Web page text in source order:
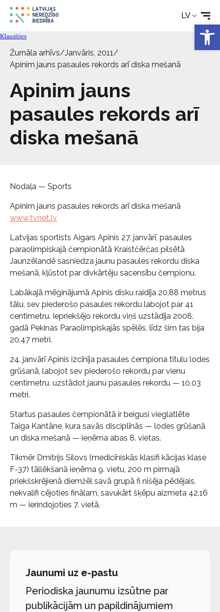
LV
Rehabilitācija
Tehniskie palīglīdzekļi
Pakalpojumi
Par biedrību
Klausīties
Žurnāla arhīvs/Janvāris, 2011/
Apinim jauns pasaules rekords arī diska mešanā
Apinim jauns
pasaules rekords arī
diska mešanā
Nodaļa — Sports
Apinim jauns pasaules rekords arī diska mešanā
www.tvnet.lv
Latvijas sportists Aigars Apinis 27. janvārī, pasaules
paraolimpiskajā čempionātā Kraistčērčas pilsētā
Jaunzēlandē sasniedza jaunu pasaules rekordu diska
mešanā, kļūstot par divkārtēju sacensību čempionu.
Labākajā mēģinājumā Apinis disku raidīja 20,88 metrus
tālu, sev piederošo pasaules rekordu labojot par 41
centimetru. Iepriekšējo rekordu viņš uzstādīja 2008.
gadā Pekinas Paraolimpiskajās spēlēs, līdz šim tas bija
20,47 metri.
24. janvārī Apinis izcīnīja pasaules čempiona titulu lodes
grūšanā, labojot sev piederošo rekordu par vienu
centimetru, uzstādot jaunu pasaules rekordu — 10,03
metri.
Startus pasaules čempionātā ir beigusi vieglatlēte
Taiga Kantāne, kura savās disciplīnās — lodes grūšanā
un diska mešanā — ieņēma abas 8. vietas.
Tikmēr Dmitrijs Silovs (medicīniskās klasifi kācijas klase
F-37) tāllēkšanā ieņēma 9. vietu, 200 m pirmajā
priekšskrējienā diemžēl savā grupā fi nišēja pēdējais,
nekvalifi cējoties finālam, savukārt šķēpu aizmeta 42,16
m — ierindojoties 7. vietā.
Jaunumi uz e-pastu
Periodiska jaunumu izsūtne par
publikācijām un papildinājumiem